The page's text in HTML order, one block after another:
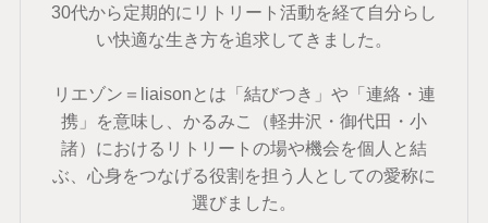
30代から定期的にリトリート活動を経て自分らし
い快適な生き方を追求してきました。
リエゾン＝liaisonとは「結びつき」や「連絡・連
携」を意味し、かるみこ（軽井沢・御代田・小
諸）におけるリトリートの場や機会を個人と結
ぶ、心身をつなげる役割を担う人としての愛称に
選びました。